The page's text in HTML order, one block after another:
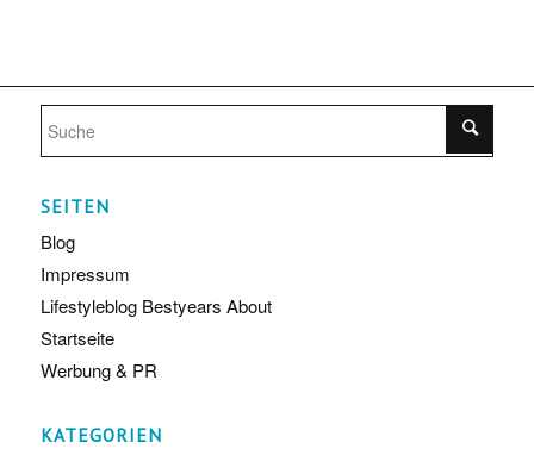
SEITEN
Blog
Impressum
Lifestyleblog Bestyears About
Startseite
Werbung & PR
KATEGORIEN